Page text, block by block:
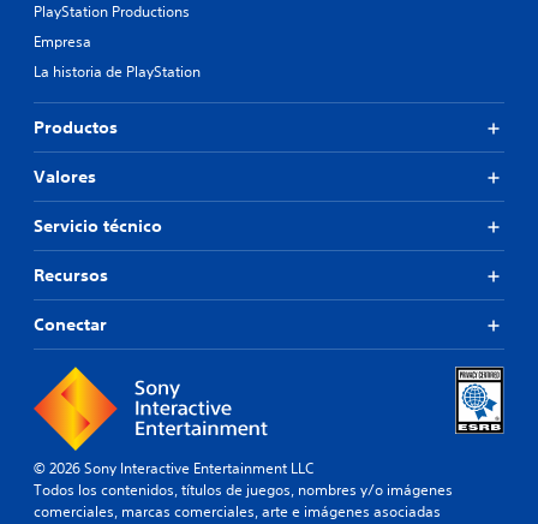
PlayStation Productions
Empresa
La historia de PlayStation
Productos
Valores
Servicio técnico
Recursos
Conectar
© 2026 Sony Interactive Entertainment LLC
Todos los contenidos, títulos de juegos, nombres y/o imágenes
comerciales, marcas comerciales, arte e imágenes asociadas